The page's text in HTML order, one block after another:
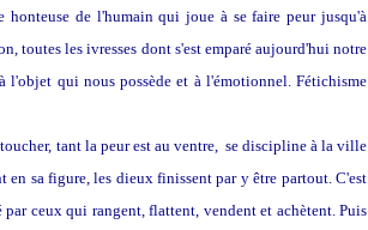
honteuse de l'humain qui joue à se faire peur jusqu'à
toutes les ivresses dont s'est emparé aujourd'hui notre
l'objet qui nous possède et à l'émotionnel. Fétichisme
tant la peur est au ventre, se discipline à la ville
sa figure, les dieux finissent par y être partout. C'est
ceux qui rangent, flattent, vendent et achètent. Puis